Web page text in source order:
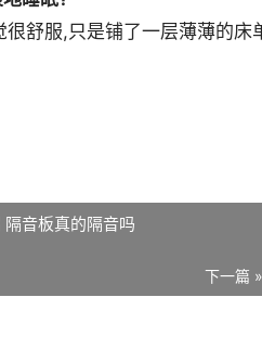
舒服,只是铺了一层薄薄的床
音板真的隔音吗
下一篇 »